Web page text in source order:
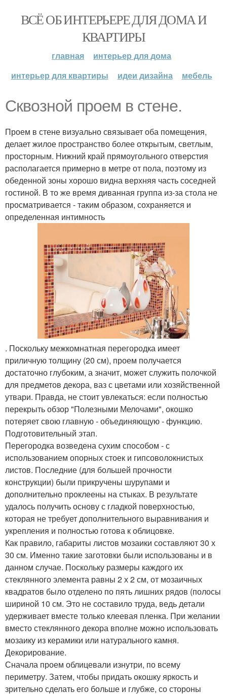
ВСЁ ОБ ИНТЕРЬЕРЕ ДЛЯ ДОМА И
КВАРТИРЫ
главная
интерьер для дома
интерьер для квартиры
идеи дизайна мебель
Сквозной проем в стене.
Проем в стене визуально связывает оба помещения,
делает жилое пространство более открытым, светлым,
просторным. Нижний край прямоугольного отверстия
располагается примерно в метре от пола, поэтому из
обеденной зоны хорошо видна верхняя часть соседней
гостиной. В то же время диванная группа из-за стола не
просматривается - таким образом, сохраняется и
определенная интимность
. Поскольку межкомнатная перегородка имеет
приличную толщину (20 см), проем получается
достаточно глубоким, а значит, может служить полочкой
для предметов декора, ваз с цветами или хозяйственной
утвари. Правда, не стоит увлекаться: если полностью
перекрыть обзор "Полезными Мелочами", окошко
потеряет свою главную - объединяющую - функцию.
Подготовительный этап.
Перегородка возведена сухим способом - с
использованием опорных стоек и гипсоволокнистых
листов. Последние (для большей прочности
конструкции) были прикручены шурупами и
дополнительно проклеены на стыках. В результате
удалось получить основу с гладкой поверхностью,
которая не требует дополнительного выравнивания и
укрепления и полностью готова к облицовке.
Как правило, габариты листов мозаики составляют 30 х
30 см. Именно такие заготовки были использованы и в
данном случае. Поскольку размеры каждого их
стеклянного элемента равны 2 х 2 см, от мозаичных
квадратов было отделено по пять лишних рядов (полосы
шириной 10 см. Это не составило труда, ведь детали
удерживает вместе только клеевая пленка. При желании
вместо стеклянного декора вполне можно использовать
мозаику из керамики или натурального камня.
Декорирование.
Сначала проем облицевали изнутри, по всему
периметру. Затем, чтобы придать окошку яркость и
зрительно сделать его больше и глубже, со стороны